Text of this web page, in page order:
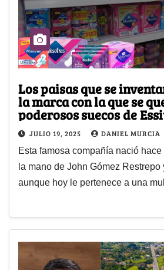
Los paisas que se
la marca con la que se
poderosos suecos de
JULIO 19, 2025 DANIEL MURCIA
Esta famosa compañía nació
la mano de John Gómez Restrepo
aunque hoy le pertenece a una